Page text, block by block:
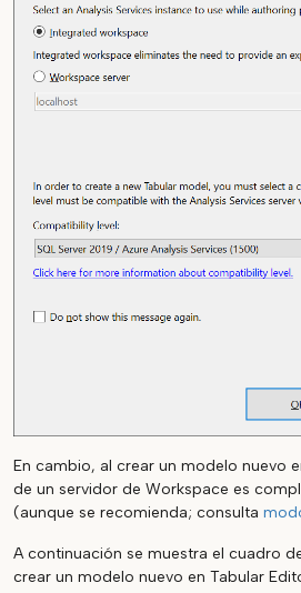
En cambio, al crear un modelo nuevo
de un servidor de Workspace es
(aunque se recomienda; consulta
A continuación se muestra el cuadro
crear un modelo nuevo en Tabular